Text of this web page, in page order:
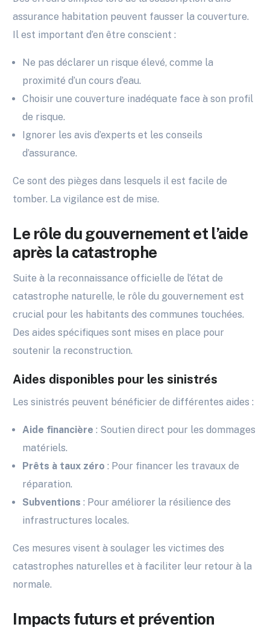
assurance habitation peuvent fausser la couverture.
Il est important d’en être conscient :
Ne pas déclarer un risque élevé, comme la
proximité d’un cours d’eau.
Choisir une couverture inadéquate face à son profil
de risque.
Ignorer les avis d’experts et les conseils
d’assurance.
Ce sont des pièges dans lesquels il est facile de
tomber. La vigilance est de mise.
Le rôle du gouvernement et l’aide
après la catastrophe
Suite à la reconnaissance officielle de l’état de
catastrophe naturelle, le rôle du gouvernement est
crucial pour les habitants des communes touchées.
Des aides spécifiques sont mises en place pour
soutenir la reconstruction.
Aides disponibles pour les sinistrés
Les sinistrés peuvent bénéficier de différentes aides :
Aide financière : Soutien direct pour les dommages
matériels.
Prêts à taux zéro : Pour financer les travaux de
réparation.
Subventions : Pour améliorer la résilience des
infrastructures locales.
Ces mesures visent à soulager les victimes des
catastrophes naturelles et à faciliter leur retour à la
normale.
Impacts futurs et prévention